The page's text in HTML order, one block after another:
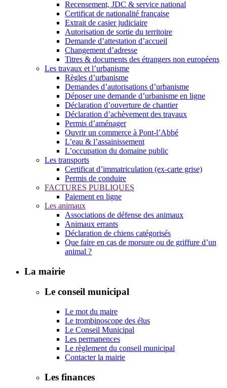
Recensement, JDC & service national
Certificat de nationalité française
Extrait de casier judiciaire
Autorisation de sortie du territoire
Demande d’attestation d’accueil
Changement d’adresse
Titres & documents des étrangers non européens
Les travaux et l’urbanisme
Règles d’urbanisme
Demandes d’autorisations d’urbanisme
Déposer une demande d’urbanisme en ligne
Déclaration d’ouverture de chantier
Déclaration d’achèvement des travaux
Permis d’aménager
Ouvrir un commerce à Pont-l’Abbé
L’eau & l’assainissement
L’occupation du domaine public
Les transports
Certificat d’immatriculation (ex-carte grise)
Permis de conduire
FACTURES PUBLIQUES
Paiement en ligne
Les animaux
Associations de défense des animaux
Animaux errants
Déclaration de chiens catégorisés
Que faire en cas de morsure ou de griffure d’un
animal ?
La mairie
Le conseil municipal
Le mot du maire
Le trombinoscope des élus
Le Conseil Municipal
Les permanences
Le règlement du conseil municipal
Contacter la mairie
Les finances